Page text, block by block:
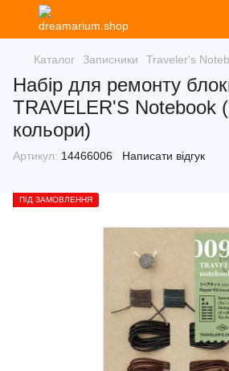
Каталог Записники Traveler's
Набір для ремонту
TRAVELER'S Notebook
кольори)
Артикул: 14466006 Написати відгук
ПІД ЗАМОВЛЕННЯ